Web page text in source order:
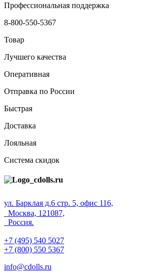
Профессиональная поддержка
8-800-550-5367
Товар
Лучшего качества
Оперативная
Отправка по России
Быстрая
Доставка
Лояльная
Система скидок
ул. Барклая д.6 стр. 5, офис 116,
Москва, 121087,
Россия.
+7 (495) 540 5027
+7 (800) 550 5367
info@cdolls.ru